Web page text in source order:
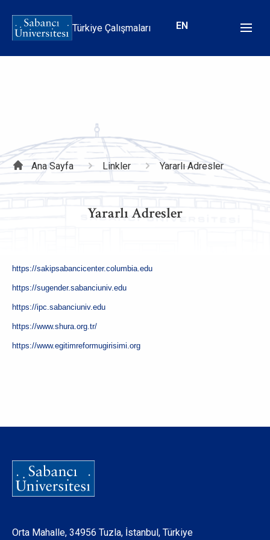
içeriğe
Türkiye Çalışmaları EN
Sayfa
yolu
Ana Sayfa Linkler Yararlı Adresler
Yararlı Adresler
https://sakipsabancicenter.columbia.edu
https://sugender.sabanciuniv.edu
https://ipc.sabanciuniv.edu
https://www.shura.org.tr/
https://www.egitimreformugirisimi.org
Orta Mahalle, 34956 Tuzla, İstanbul, Türkiye